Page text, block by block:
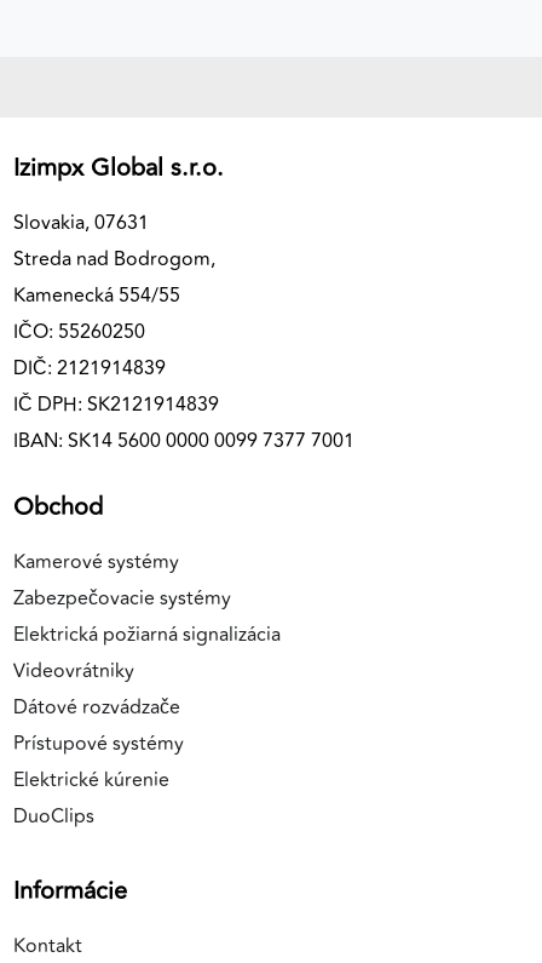
Izimpx Global s.r.o.
Slovakia, 07631
Streda nad Bodrogom,
Kamenecká 554/55
IČO: 55260250
DIČ: 2121914839
IČ DPH: SK2121914839
IBAN: SK14 5600 0000 0099 7377 7001
Obchod
Kamerové systémy
Zabezpečovacie systémy
Elektrická požiarná signalizácia
Videovrátniky
Dátové rozvádzače
Prístupové systémy
Elektrické kúrenie
DuoClips
Informácie
Kontakt